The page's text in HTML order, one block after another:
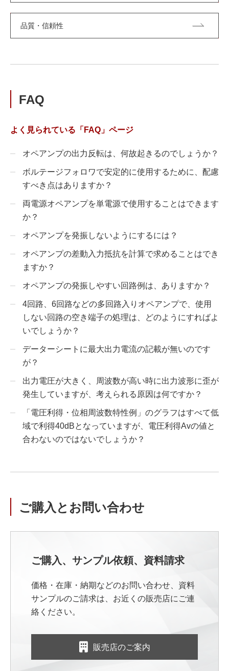
品質・信頼性
FAQ
よく見られている「FAQ」ページ
オペアンプの出力反転は、何故起きるのでしょうか？
ボルテージフォロワで安定的に使用するために、配慮
すべき点はありますか？
両電源オペアンプを単電源で使用することはできます
か？
オペアンプを発振しないようにするには？
オペアンプの差動入力抵抗を計算で求めることはでき
ますか？
オペアンプの発振しやすい回路例は、ありますか？
4回路、6回路などの多回路入りオペアンプで、使用
しない回路の空き端子の処理は、どのようにすればよ
いでしょうか？
データーシートに最大出力電流の記載が無いのです
が？
出力電圧が大きく、周波数が高い時に出力波形に歪が
発生していますが、考えられる原因は何ですか？
「電圧利得・位相周波数特性例」のグラフはすべて低
域で利得40dBとなっていますが、電圧利得Avの値と
合わないのではないでしょうか？
ご購入とお問い合わせ
ご購入、サンプル依頼、資料請求
価格・在庫・納期などのお問い合わせ、資料
サンプルのご請求は、お近くの販売店にご連
絡ください。
販売店のご案内